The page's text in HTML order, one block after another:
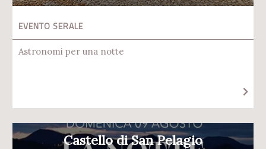
EVENTO SERALE
Astronomi per una notte
Castello di San Pelagio